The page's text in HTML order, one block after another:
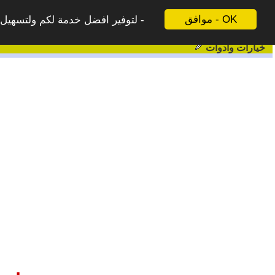
موافق - OK لتوفير افضل خدمة لكم
خيارات وادوات